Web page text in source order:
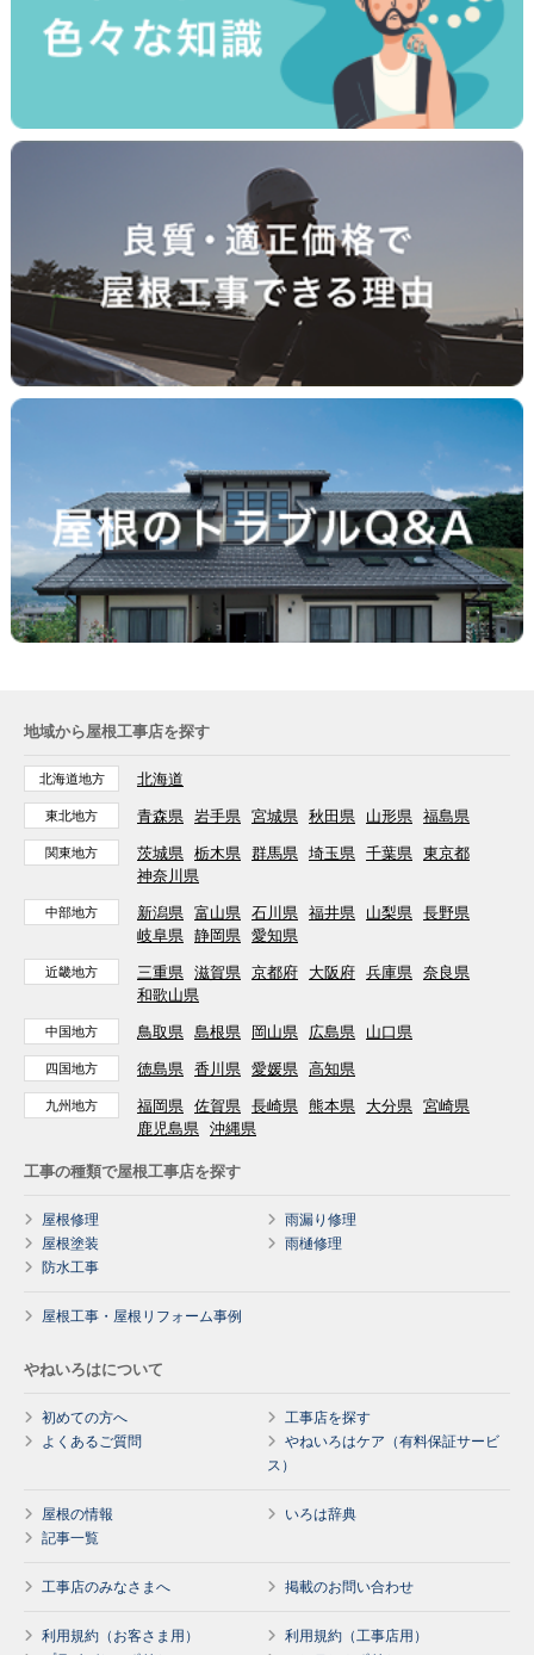
地域から屋根工事店を探す
北海道地方 北海道
東北地方 青森県 岩手県 宮城県 秋田県 山形県 福島県
関東地方 茨城県 栃木県 群馬県 埼玉県 千葉県 東京都
神奈川県
中部地方 新潟県 富山県 石川県 福井県 山梨県 長野県
岐阜県 静岡県 愛知県
近畿地方 三重県 滋賀県 京都府 大阪府 兵庫県 奈良県
和歌山県
中国地方 鳥取県 島根県 岡山県 広島県 山口県
四国地方 徳島県 香川県 愛媛県 高知県
九州地方 福岡県 佐賀県 長崎県 熊本県 大分県 宮崎県
鹿児島県 沖縄県
工事の種類で屋根工事店を探す
屋根修理
雨漏り修理
屋根塗装
雨樋修理
防水工事
屋根工事・屋根リフォーム事例
やねいろはについて
初めての方へ
工事店を探す
よくあるご質問
やねいろはケア（有料保証サービ
ス）
屋根の情報
いろは辞典
記事一覧
工事店のみなさまへ 掲載のお問い合わせ
利用規約（お客さま用）
利用規約（工事店用）